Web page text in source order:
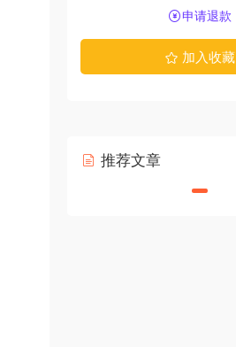
申请退款
加入收藏
推荐文章